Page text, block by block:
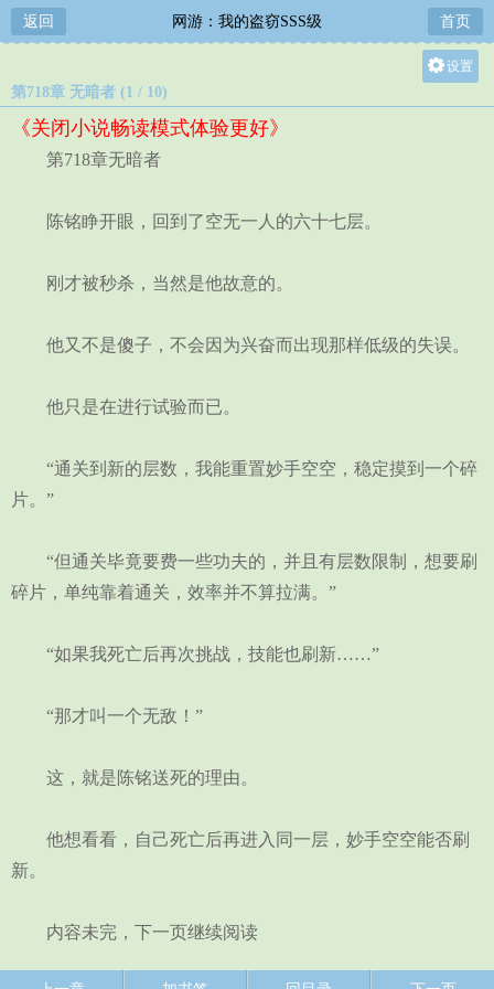
返回 网游：我的盗窃SSS级 首页
设置
第718章 无暗者 (1 / 10)
《关闭小说畅读模式体验更好》
第718章无暗者
陈铭睁开眼，回到了空无一人的六十七层。
刚才被秒杀，当然是他故意的。
他又不是傻子，不会因为兴奋而出现那样低级的失误。
他只是在进行试验而已。
“通关到新的层数，我能重置妙手空空，稳定摸到一个碎
片。”
“但通关毕竟要费一些功夫的，并且有层数限制，想要刷
碎片，单纯靠着通关，效率并不算拉满。”
“如果我死亡后再次挑战，技能也刷新……”
“那才叫一个无敌！”
这，就是陈铭送死的理由。
他想看看，自己死亡后再进入同一层，妙手空空能否刷
新。
内容未完，下一页继续阅读